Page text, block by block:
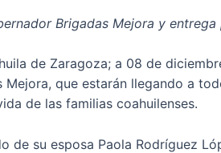
Brigadas Mejora y entrega
de Zaragoza; a 08 de
Mejora, que estarán llegando a
de las familias coahuilenses.
de su esposa Paola Rodríguez